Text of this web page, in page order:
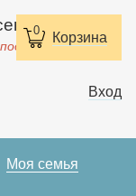
0 Корзина
спасется.
Вход
Моя семья